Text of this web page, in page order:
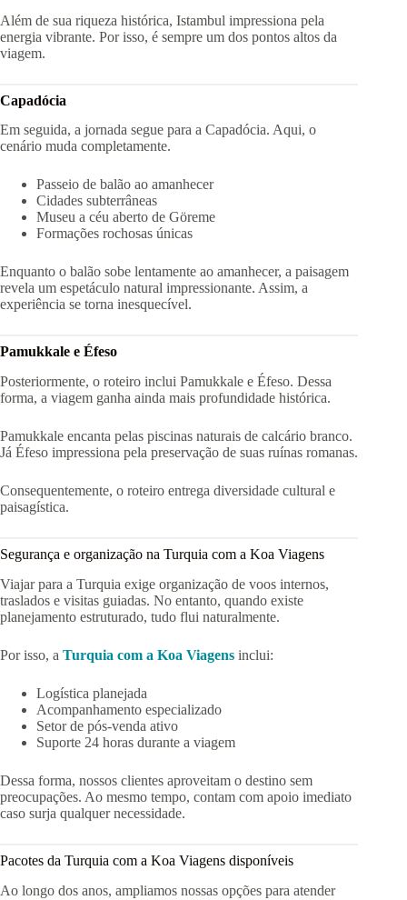
Além de sua riqueza histórica, Istambul impressiona pela
energia vibrante. Por isso, é sempre um dos pontos altos da
viagem.
Capadócia
Em seguida, a jornada segue para a Capadócia. Aqui, o
cenário muda completamente.
Passeio de balão ao amanhecer
Cidades subterrâneas
Museu a céu aberto de Göreme
Formações rochosas únicas
Enquanto o balão sobe lentamente ao amanhecer, a paisagem
revela um espetáculo natural impressionante. Assim, a
experiência se torna inesquecível.
Pamukkale e Éfeso
Posteriormente, o roteiro inclui Pamukkale e Éfeso. Dessa
forma, a viagem ganha ainda mais profundidade histórica.
Pamukkale encanta pelas piscinas naturais de calcário branco.
Já Éfeso impressiona pela preservação de suas ruínas romanas.
Consequentemente, o roteiro entrega diversidade cultural e
paisagística.
Segurança e organização na Turquia com a Koa Viagens
Viajar para a Turquia exige organização de voos internos,
traslados e visitas guiadas. No entanto, quando existe
planejamento estruturado, tudo flui naturalmente.
Por isso, a Turquia com a Koa Viagens inclui:
Logística planejada
Acompanhamento especializado
Setor de pós-venda ativo
Suporte 24 horas durante a viagem
Dessa forma, nossos clientes aproveitam o destino sem
preocupações. Ao mesmo tempo, contam com apoio imediato
caso surja qualquer necessidade.
Pacotes da Turquia com a Koa Viagens disponíveis
Ao longo dos anos, ampliamos nossas opções para atender